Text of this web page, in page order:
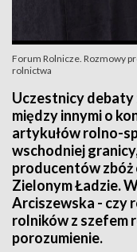
Forum Rolnicze. Rozmowy
rolnictwa
Uczestnicy
między innymi o
artykułów rolno-
wschodniej
producentów zbóż
Zielonym Ładzie.
Arciszewska - czy
rolników z szefem
porozumienie.